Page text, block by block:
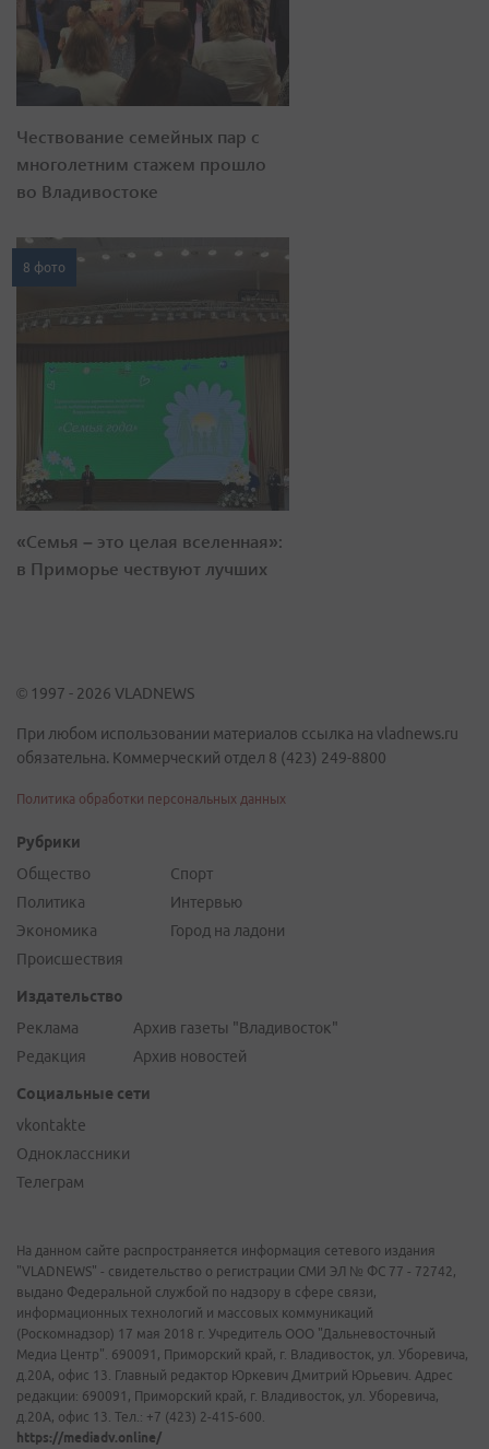
Чествование семейных пар с
многолетним стажем прошло
во Владивостоке
8 фото
«Семья – это целая вселенная»:
в Приморье чествуют лучших
© 1997 - 2026 VLADNEWS
При любом использовании материалов ссылка на vladnews.ru
обязательна. Коммерческий отдел 8 (423) 249-8800
Политика обработки персональных данных
Рубрики
Общество
Политика
Экономика
Происшествия
Спорт
Интервью
Город на ладони
Издательство
Реклама
Редакция
Архив газеты "Владивосток"
Архив новостей
Социальные сети
vkontakte
Одноклассники
Телеграм
На данном сайте распространяется информация сетевого издания
"VLADNEWS" - свидетельство о регистрации СМИ ЭЛ № ФС 77 - 72742,
выдано Федеральной службой по надзору в сфере связи,
информационных технологий и массовых коммуникаций
(Роскомнадзор) 17 мая 2018 г. Учредитель ООО "Дальневосточный
Медиа Центр". 690091, Приморский край, г. Владивосток, ул. Уборевича,
д.20А, офис 13. Главный редактор Юркевич Дмитрий Юрьевич. Адрес
редакции: 690091, Приморский край, г. Владивосток, ул. Уборевича,
д.20А, офис 13. Тел.: +7 (423) 2-415-600.
https://mediadv.online/